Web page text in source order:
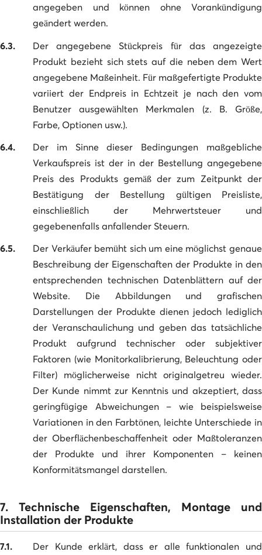
angegeben und können ohne Vorankündigung
geändert werden.
6.3.
Der angegebene Stückpreis für das angezeigte
Produkt bezieht sich stets auf die neben dem Wert
angegebene Maßeinheit. Für maßgefertigte Produkte
variiert der Endpreis in Echtzeit je nach den vom
Benutzer ausgewählten Merkmalen (z. B. Größe,
Farbe, Optionen usw.).
6.4.
Der im Sinne dieser Bedingungen maßgebliche
Verkaufspreis ist der in der Bestellung angegebene
Preis des Produkts gemäß der zum Zeitpunkt der
Bestätigung der Bestellung gültigen Preisliste,
einschließlich der Mehrwertsteuer und
gegebenenfalls anfallender Steuern.
6.5.
Der Verkäufer bemüht sich um eine möglichst genaue
Beschreibung der Eigenschaften der Produkte in den
entsprechenden technischen Datenblättern auf der
Website. Die Abbildungen und grafischen
Darstellungen der Produkte dienen jedoch lediglich
der Veranschaulichung und geben das tatsächliche
Produkt aufgrund technischer oder subjektiver
Faktoren (wie Monitorkalibrierung, Beleuchtung oder
Filter) möglicherweise nicht originalgetreu wieder.
Der Kunde nimmt zur Kenntnis und akzeptiert, dass
geringfügige Abweichungen – wie beispielsweise
Variationen in den Farbtönen, leichte Unterschiede in
der Oberflächenbeschaffenheit oder Maßtoleranzen
der Produkte und ihrer Komponenten – keinen
Konformitätsmangel darstellen.
7. Technische Eigenschaften, Montage und
Installation der Produkte
7.1.
Der Kunde erklärt, dass er alle funktionalen und